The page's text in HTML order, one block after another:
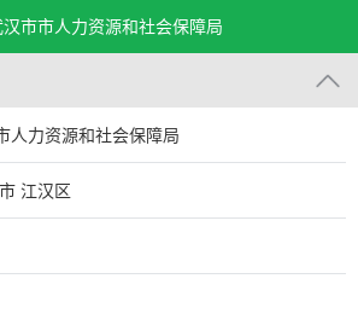
市市人力资源和社会保障局
力资源和社会保障局
江汉区